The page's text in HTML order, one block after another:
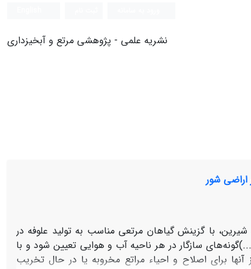
نشریه علمی - پژوهشی مرتع و آبخیزداری
اراضی شور
با گزینش گیاهان مرتعی مناسب به تولید علوفه در
سازگار در هر ناحیه آب و هوایی تعیین شود و با
برای اصلاح و احیاء مراتع مخروبه یا در حال تخریب